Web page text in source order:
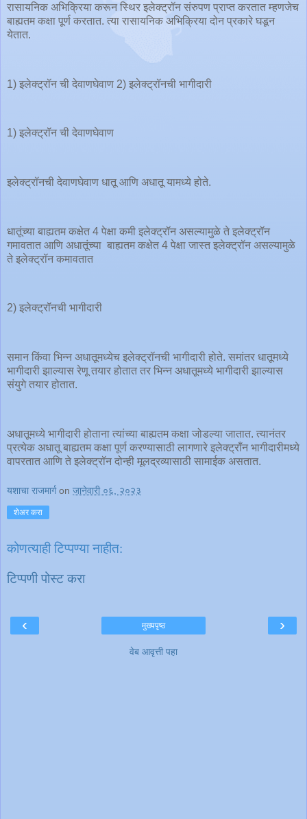
रासायनिक अभिक्रिया करून स्थिर इलेक्ट्रॉन संरुपण प्राप्त करतात म्हणजेच
बाह्यतम कक्षा पूर्ण करतात. त्या रासायनिक अभिक्रिया दोन प्रकारे घडून
येतात.
1) इलेक्ट्रॉन ची देवाणघेवाण 2) इलेक्ट्रॉनची भागीदारी
1) इलेक्ट्रॉन ची देवाणघेवाण
इलेक्ट्रॉनची देवाणघेवाण धातू आणि अधातू यामध्ये होते.
धातूंच्या बाह्यतम कक्षेत 4 पेक्षा कमी इलेक्ट्रॉन असल्यामुळे ते इलेक्ट्रॉन
गमावतात आणि अधातूंच्या बाह्यतम कक्षेत 4 पेक्षा जास्त इलेक्ट्रॉन असल्यामुळे
ते इलेक्ट्रॉन कमावतात
2) इलेक्ट्रॉनची भागीदारी
समान किंवा भिन्न अधातूमध्येच इलेक्ट्रॉनची भागीदारी होते. समांतर धातूमध्ये
भागीदारी झाल्यास रेणू तयार होतात तर भिन्न अधातूमध्ये भागीदारी झाल्यास
संयुगे तयार होतात.
अधातूमध्ये भागीदारी होताना त्यांच्या बाह्यतम कक्षा जोडल्या जातात. त्यानंतर
प्रत्येक अधातू बाह्यतम कक्षा पूर्ण करण्यासाठी लागणारे इलेक्ट्रॉंन भागीदारीमध्ये
वापरतात आणि ते इलेक्ट्रॉन दोन्ही मूलद्रव्यासाठी सामाईक असतात.
यशाचा राजमार्ग on जानेवारी ०६, २०२३
शेअर करा
कोणत्याही टिप्पण्‍या नाहीत:
टिप्पणी पोस्ट करा
‹ ›
मुख्यपृष्ठ
वेब आवृत्ती पहा